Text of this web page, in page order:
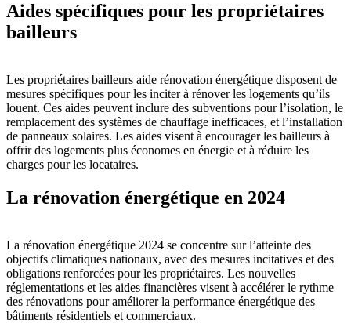
Aides spécifiques pour les propriétaires
bailleurs
Les propriétaires bailleurs aide rénovation énergétique disposent de
mesures spécifiques pour les inciter à rénover les logements qu’ils
louent. Ces aides peuvent inclure des subventions pour l’isolation, le
remplacement des systèmes de chauffage inefficaces, et l’installation
de panneaux solaires. Les aides visent à encourager les bailleurs à
offrir des logements plus économes en énergie et à réduire les
charges pour les locataires.
La rénovation énergétique en 2024
La rénovation énergétique 2024 se concentre sur l’atteinte des
objectifs climatiques nationaux, avec des mesures incitatives et des
obligations renforcées pour les propriétaires. Les nouvelles
réglementations et les aides financières visent à accélérer le rythme
des rénovations pour améliorer la performance énergétique des
bâtiments résidentiels et commerciaux.